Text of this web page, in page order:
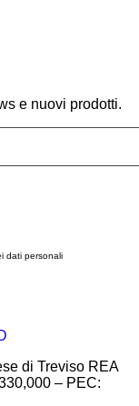
e nuovi prodotti.
dati personali
di Treviso REA
– PEC: